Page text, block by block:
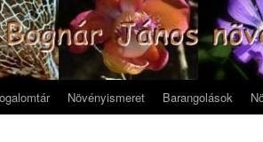
Növényismeret Barangolások